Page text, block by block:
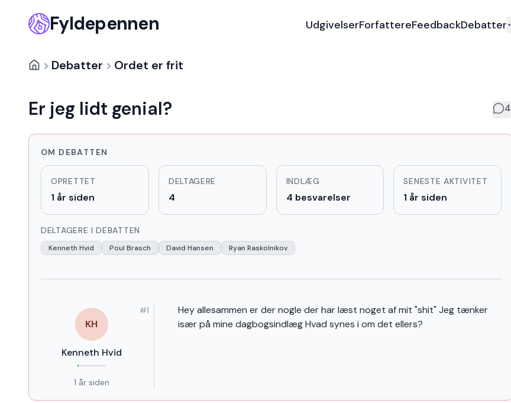
Fyldepennen UdgivelserForfattereFeedbackDebatter
> Debatter > Ordet er frit
Er jeg lidt genial? 4
OM DEBATTEN
OPRETTET
1 år siden
DELTAGERE
4
INDLÆG
4 besvarelser
SENESTE AKTIVITET
1 år siden
DELTAGERE I DEBATTEN
Kenneth Hvid Poul Brasch David Hansen Ryan Raskolnikov
#1
KH
Kenneth Hvid
1 år siden
Er jeg lidt genial?
Hey allesammen er der nogle der har læst noget af mit "shit" Jeg tænker
især på mine dagbogsindlæg Hvad synes i om det ellers?